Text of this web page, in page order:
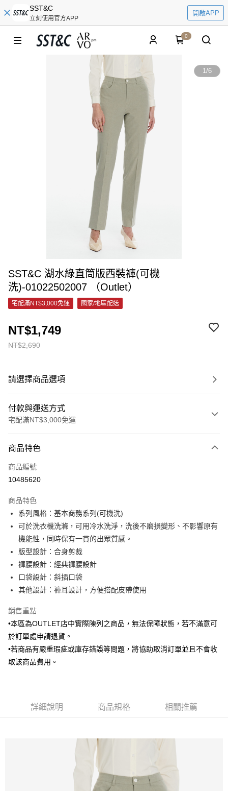
SST&C
立刻使用官方APP
開啟APP
0
1/6
SST&C 湖水綠直筒版西裝褲(可機
洗)-01022502007 （Outlet）
宅配滿NT$3,000免運 國家/地區配送
NT$2,690
NT$1,749
請選擇商品選項
付款與運送方式
宅配滿NT$3,000免運
信用卡一次付款
信用卡分期付款
合作金庫商業銀行
華南商業銀行
上海商業儲蓄銀行
台北富邦商業銀行
國泰世華商業銀行
兆豐國際商業銀行
臺灣中小企業銀行
匯豐（台灣）商業銀行
聯邦商業銀行
元大商業銀行
玉山商業銀行
星展（台灣）商業銀行
台灣樂天信用卡公司
6 期 0 利率 每期
華南商業銀行
彰化商業銀行
上海商業儲蓄銀行
台北富邦商業銀行
國泰世華商業銀行
臺灣中小企業銀行
匯豐（台灣）商業銀行
聯邦商業銀行
遠東國際商業銀行
元大商業銀行
永豐商業銀行
玉山商業銀行
台灣樂天信用卡公司
LINE Pay
Apple Pay
街口支付
悠遊付
新竹物流宅配
每筆NT$350，滿NT$3,500(含以上)免運費
商品特色
商品編號
10485620
商品特色
系列風格：基本商務系列(可機洗)
可於洗衣機洗滌，可用冷水洗淨，洗後不磨損變形、不影響原有
機能性，同時保有一貫的出眾質感。
版型設計：合身剪裁
褲腰設計：經典褲腰設計
口袋設計：斜插口袋
其他設計：褲耳設計，方便搭配皮帶使用
銷售重點
•本區為OUTLET店中實際陳列之商品，無法保障狀態，若不滿意可
於訂單處申請退貨。
•若商品有嚴重瑕疵或庫存錯誤等問題，將協助取消訂單並且不會收
取該商品費用。
詳細說明 商品規格 相關推薦